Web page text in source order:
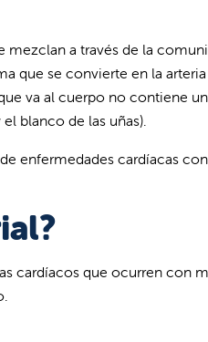
mezclan a través de la
que se convierte en la
va al cuerpo no contiene
blanco de las uñas).
enfermedades cardíacas
cardíacos que ocurren con